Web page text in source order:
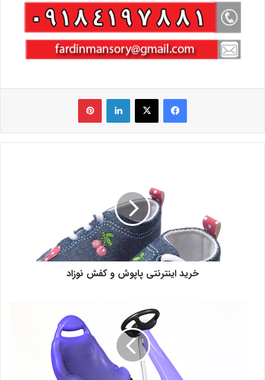
فیس بوک X لینکدین ‫پین‌ترست
خرید اینترنتی پاپوش و کفش نوزاد